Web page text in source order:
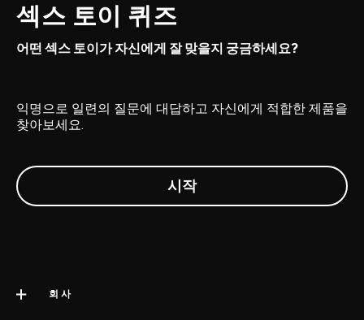
섹스 토이 퀴즈
어떤 섹스 토이가 자신에게 잘 맞을지 궁금하세요?
익명으로 일련의 질문에 대답하고 자신에게 적합한 제품을
찾아보세요.
회사